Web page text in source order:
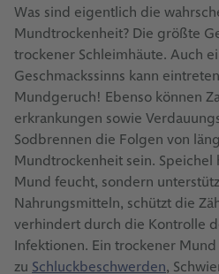
Was sind eigentlich die
Mundtrockenheit? Die größte
trockener Schleimhäute. Auch
Geschmackssinns kann
Mundgeruch! Ebenso können
erkrankungen sowie
Sodbrennen die Folgen von
Mundtrockenheit sein.
Mund feucht, sondern
Nahrungsmitteln, schützt die
verhindert durch die Kontrolle
Infektionen. Ein trockener
zu Schluckbeschwerden,